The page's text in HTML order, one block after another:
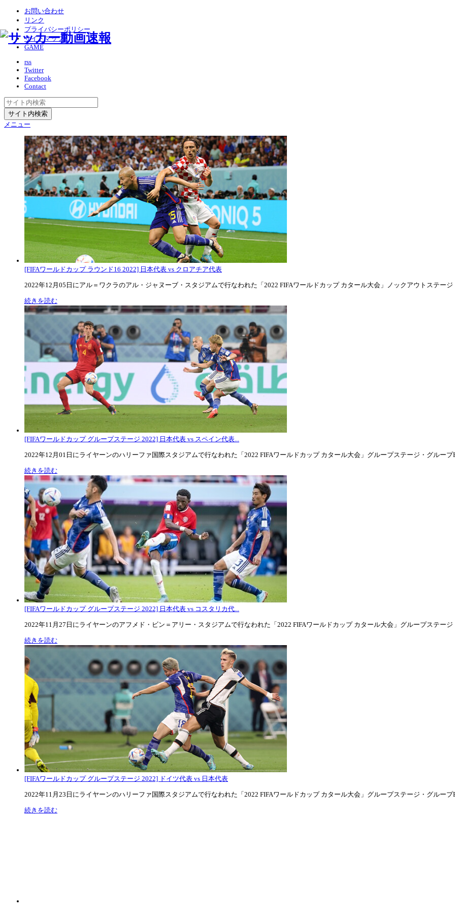
お問い合わせ
リンク
プライバシーポリシー
サイトマップ
GAME
rss
Twitter
Facebook
Contact
メニュー
[FIFAワールドカップ ラウンド16 2022] 日本代表 vs クロアチア代表
2022年12月05日にアル＝ワクラのアル・ジャヌーブ・スタジアムで行なわれた「2022 FIFAワールドカップ カタール大会」ノックアウトステージ
続きを読む
[FIFAワールドカップ グループステージ 2022] 日本代表 vs スペイン代表...
2022年12月01日にライヤーンのハリーファ国際スタジアムで行なわれた「2022 FIFAワールドカップ カタール大会」グループステージ・グループ
続きを読む
[FIFAワールドカップ グループステージ 2022] 日本代表 vs コスタリカ代...
2022年11月27日にライヤーンのアフメド・ビン＝アリー・スタジアムで行なわれた「2022 FIFAワールドカップ カタール大会」グループステージ
続きを読む
[FIFAワールドカップ グループステージ 2022] ドイツ代表 vs 日本代表
2022年11月23日にライヤーンのハリーファ国際スタジアムで行なわれた「2022 FIFAワールドカップ カタール大会」グループステージ・グループ
続きを読む